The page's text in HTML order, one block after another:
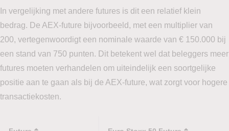
In vergelijking met andere futures is dit een relatief klein
bedrag. De AEX-future bijvoorbeeld, met een multiplier van
200, vertegenwoordigt een nominale waarde van € 150.000 bij
een stand van 750 punten. Dit betekent wel dat beleggers meer
futures moeten verhandelen om uiteindelijk een soortgelijke
positie aan te gaan als bij de AEX-future, wat zorgt voor hogere
transactiekosten.